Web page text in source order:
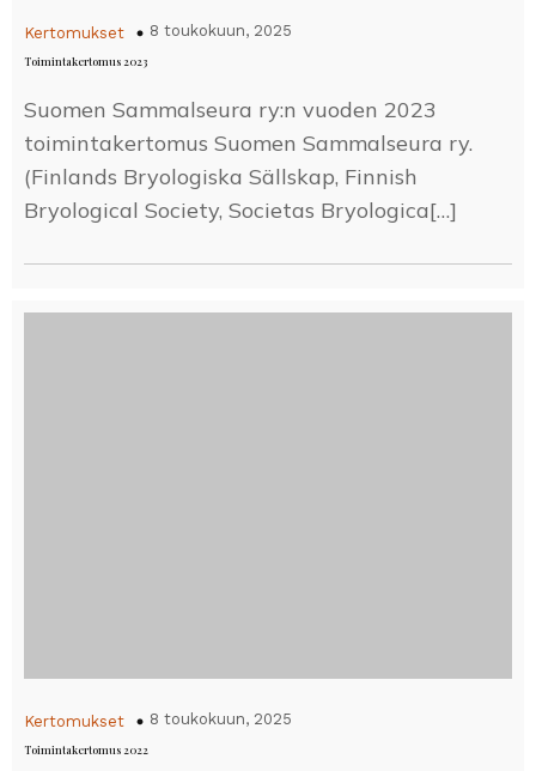
Kertomukset 8 toukokuun, 2025
Toimintakertomus 2023
Suomen Sammalseura ry:n vuoden 2023
toimintakertomus Suomen Sammalseura ry.
(Finlands Bryologiska Sällskap, Finnish
Bryological Society, Societas Bryologica[…]
Kertomukset 8 toukokuun, 2025
Toimintakertomus 2022